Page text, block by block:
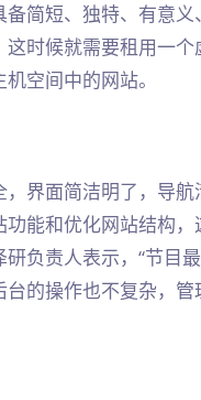
简短、独特、有意
时候就需要租用一个
空间中的网站。
界面简洁明了，导
能和优化网站结构
负责人表示，“节目
的操作也不复杂，